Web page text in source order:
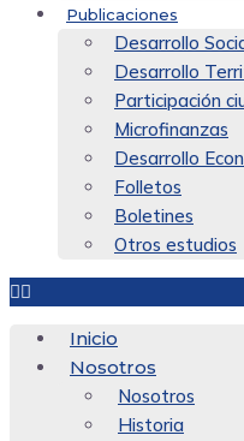
Publicaciones
Desarrollo
Desarrollo
Participación
Microfinanzas
Desarrollo
Folletos
Boletines
Otros estudios
Inicio
Nosotros
Nosotros
Historia